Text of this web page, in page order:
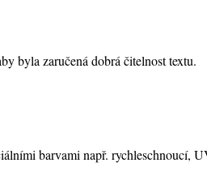
byla zaručená dobrá čitelnost textu.
barvami např. rychleschnoucí,